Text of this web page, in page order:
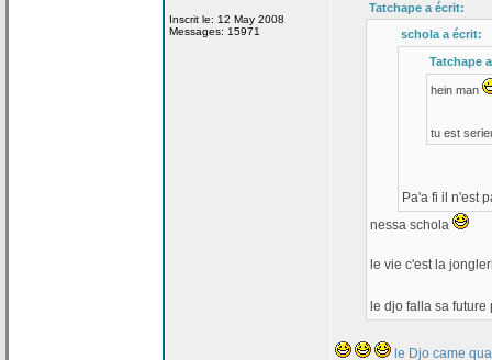
Inscrit le: 12 May 2008
Messages: 15971
Tatchape a écrit:
schola aécrit:
Tatchape a
hein man
tu est
Pa'afi il n'est
nessa schola
le vie c'est la
le djo falla sa
le Djo came